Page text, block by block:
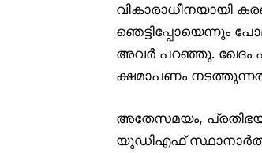
വികാരാധീനയായി
ഞെട്ടിപ്പോയെന്നും
അവർ പറഞ്ഞു. ഖേദം
ക്ഷമാപണം
അതേസമയം,
യുഡിഎഫ്